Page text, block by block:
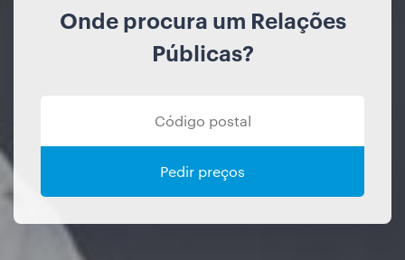
Onde procura um Relações
Públicas?
Pedir preços